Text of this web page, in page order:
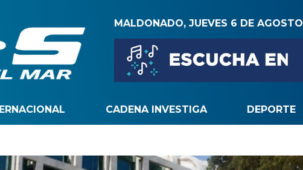
MALDONADO, JUEVES 6 DE AGOSTO
CADENA INVESTIGA DEPORTE